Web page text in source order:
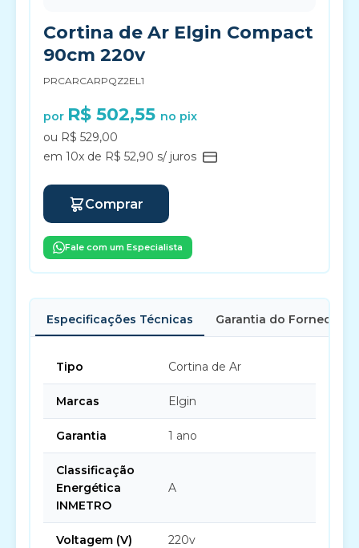
Cortina de Ar Elgin Compact
90cm 220v
PRCARCARPQZ2EL1
por R$ 502,55 no pix
ou R$ 529,00
em 10x de R$ 52,90 s/ juros
Comprar
Fale com um Especialista
Especificações Técnicas Garantia do Fornecedor
Tipo Cortina de Ar
Marcas Elgin
Garantia 1 ano
Classificação
Energética
INMETRO
A
Voltagem (V) 220v